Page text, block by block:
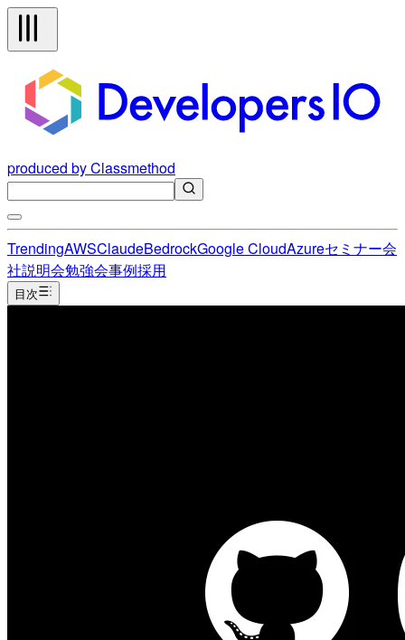
produced by Classmethod
TrendingAWSClaudeBedrockGoogle CloudAzureセミナー会
社説明会勉強会事例採用
目次